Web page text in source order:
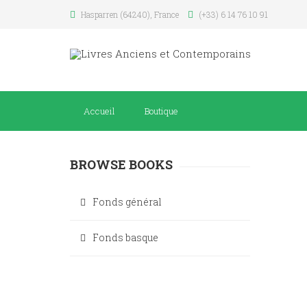
Hasparren (64240), France (+33) 6 14 76 10 91
Accueil Boutique
BROWSE BOOKS
Fonds général
Fonds basque